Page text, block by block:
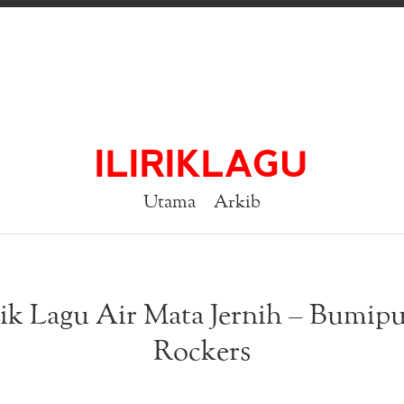
ILIRIKLAGU
Utama Arkib
Lagu Air Mata Jernih –
Rockers